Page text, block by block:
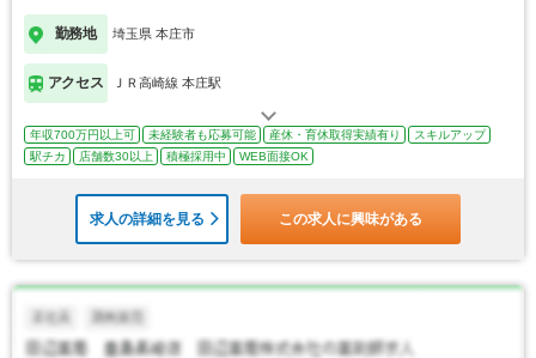
勤務地 埼玉県 本庄市
アクセス ＪＲ高崎線 本庄駅
年収700万円以上可 未経験者も応募可能 産休・育休取得実績有り
スキルアップ
駅チカ
店舗数30以上 積極採用中 WEB面接OK
求人の詳細を見る この求人に興味がある